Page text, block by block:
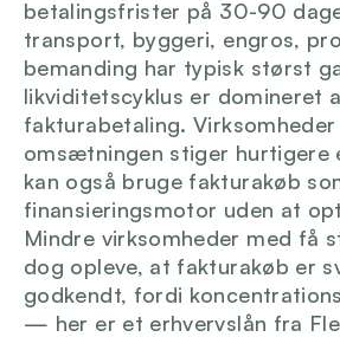
betalingsfrister på 30-90
transport, byggeri, engros,
bemanding har typisk størst
likviditetscyklus er domineret
fakturabetaling.
omsætningen stiger hurtigere
kan også bruge fakturakøb
finansieringsmotor uden at
Mindre virksomheder med få
dog opleve, at fakturakøb er
godkendt, fordi
— her er et erhvervslån fra